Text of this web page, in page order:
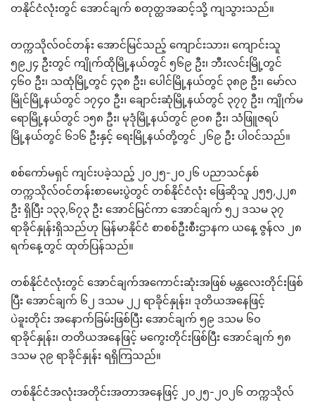
တနိုင်ငံလုံးတွင် အောင်ချက် စတုတ္ထအဆင့်သို့ ကျသွားသည်။
တက္ကသိုလ်ဝင်တန်း အောင်မြင်သည့် ကျောင်းသား၊ ကျောင်းသူ
၅၉၂၄ ဦးတွင် ကျိုက်ထိုမြို့နယ်တွင် ၅၆၉ ဦး၊ ဘီးလင်းမြို့တွင်
၄၆၀ ဦး၊ သထုံမြို့တွင် ၄၃၈ ဦး၊ ပေါင်မြို့နယ်တွင် ၃၈၉ ဦး၊ မော်လ
မြိုင်မြို့နယ်တွင် ၁၇၄၀ ဦး၊ ချောင်းဆုံမြို့နယ်တွင် ၃၇၇ ဦး၊ ကျိုက်မ
ရောမြို့နယ်တွင် ၁၅၈ ဦး၊ မုဒုံမြို့နယ်တွင် ၉၀၈ ဦး၊ သံဖြူဇရပ်
မြို့နယ်တွင် ၆၁၆ ဦးနှင့် ရေးမြို့နယ်တို့တွင် ၂၆၉ ဦး ပါဝင်သည်။
စစ်ကော်မရှင် ကျင်းပခဲ့သည့် ၂၀၂၅-၂၀၂၆ ပညာသင်နှစ်
တက္ကသိုလ်ဝင်တန်းစာမေးပွဲတွင် တစ်နိုင်ငံလုံး ဖြေဆိုသူ ၂၅၅,၂၂၈
ဦး ရှိပြီး ၁၃၃,၆၇၃ ဦး အောင်မြင်ကာ အောင်ချက် ၅၂ ဒသမ ၃၇
ရာခိုင်နှုန်းရှိသည်ဟု မြန်မာနိုင်ငံ စာစစ်ဦးစီးဌာနက ယနေ့ ဇွန်လ ၂၈
ရက်နေ့တွင် ထုတ်ပြန်သည်။
တစ်နိုင်ငံလုံးတွင် အောင်ချက်အကောင်းဆုံးအဖြစ် မန္တလေးတိုင်းဖြစ်
ပြီး အောင်ချက် ၆၂ ဒသမ ၂၂ ရာခိုင်နှုန်း၊ ဒုတိယအနေဖြင့်
ပဲခူးတိုင်း အနောက်ခြမ်းဖြစ်ပြီး အောင်ချက် ၅၉ ဒသမ ၆၀
ရာခိုင်နှုန်း၊ တတိယအနေဖြင့် မကွေးတိုင်းဖြစ်ပြီး အောင်ချက် ၅၈
ဒသမ ၃၉ ရာခိုင်နှုန်း ရရှိကြသည်။
တစ်နိုင်ငံအလုံးအတိုင်းအတာအနေဖြင့် ၂၀၂၅-၂၀၂၆ တက္ကသိုလ်